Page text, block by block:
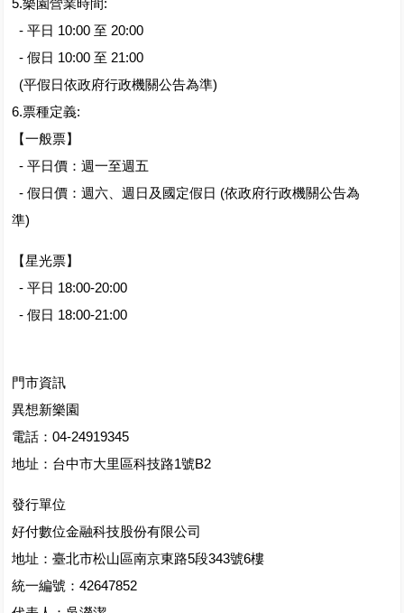
- 平日 10:00 至 20:00
- 假日 10:00 至 21:00
(平假日依政府行政機關公告為準)
6.票種定義:
【一般票】
- 平日價：週一至週五
- 假日價：週六、週日及國定假日 (依政府行政機關公告為
準)
【星光票】
- 平日 18:00-20:00
- 假日 18:00-21:00
門市資訊
異想新樂園
電話：04-24919345
地址：台中市大里區科技路1號B2
發行單位
好付數位金融科技股份有限公司
地址：臺北市松山區南京東路5段343號6樓
統一編號：42647852